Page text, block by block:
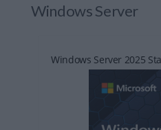
Windows Server
Windows Server 2025